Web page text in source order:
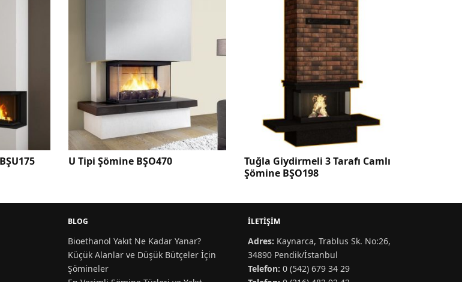
Şömine BŞO470
Tuğla Giydirmeli 3 Tarafı Camlı
U Tipi Şömine BŞO249
BLOG
Bioethanol Yakıt Ne Kadar Yanar?
Küçük Alanlar ve Düşük Bütçeler İçin
Şömineler
İLETIŞIM
Adres: Kaynarca, Trablus Sk. No:26,
34890 Pendik/İstanbul
Telefon: 0 (542) 679 34 29